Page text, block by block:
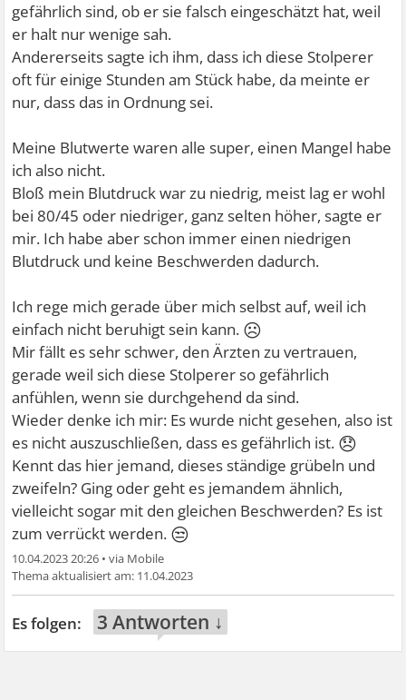
gefährlich sind, ob er sie falsch eingeschätzt hat, weil
er halt nur wenige sah.
Andererseits sagte ich ihm, dass ich diese Stolperer
oft für einige Stunden am Stück habe, da meinte er
nur, dass das in Ordnung sei.
Meine Blutwerte waren alle super, einen Mangel habe
ich also nicht.
Bloß mein Blutdruck war zu niedrig, meist lag er wohl
bei 80/45 oder niedriger, ganz selten höher, sagte er
mir. Ich habe aber schon immer einen niedrigen
Blutdruck und keine Beschwerden dadurch.
Ich rege mich gerade über mich selbst auf, weil ich
einfach nicht beruhigt sein kann. ☹
Mir fällt es sehr schwer, den Ärzten zu vertrauen,
gerade weil sich diese Stolperer so gefährlich
anfühlen, wenn sie durchgehend da sind.
Wieder denke ich mir: Es wurde nicht gesehen, also ist
es nicht auszuschließen, dass es gefährlich ist. 😞
Kennt das hier jemand, dieses ständige grübeln und
zweifeln? Ging oder geht es jemandem ähnlich,
vielleicht sogar mit den gleichen Beschwerden? Es ist
zum verrückt werden. 😒
10.04.2023 20:26 •
11.04.2023
3 Antworten ↓